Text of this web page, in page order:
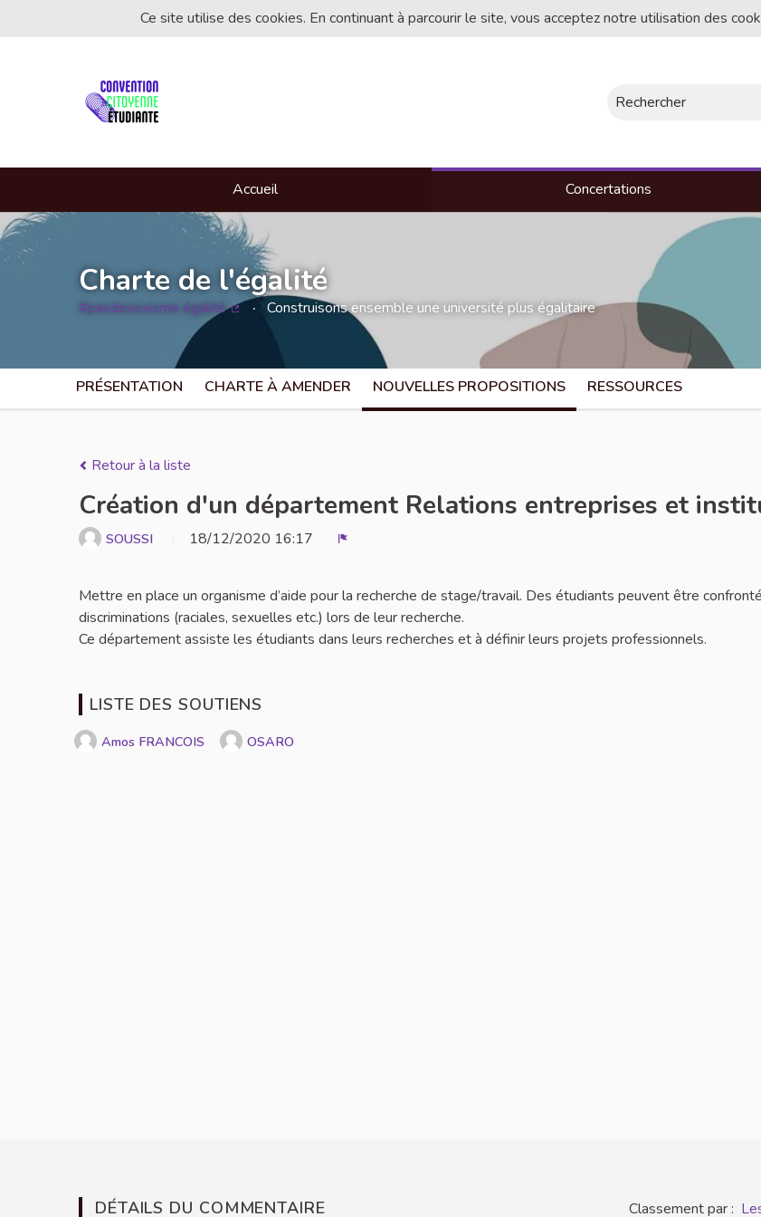
Ce site utilise des cookies. En continuant à parcourir le site, vous acceptez notre utilisation des
Rechercher
Accueil Concertations
Charte de l'égalité
#pasdesexisme égalité Construisons ensemble une université plus égalitaire
PRÉSENTATION CHARTE À AMENDER NOUVELLES PROPOSITIONS RESSOURCES
Retour à la liste
Création d'un département Relations entreprises et
SOUSSI 18/12/2020 16:17
Mettre en place un organisme d’aide pour la recherche de stage/travail. Des étudiants peuvent être
discriminations (raciales, sexuelles etc.) lors de leur recherche.
Ce département assiste les étudiants dans leurs recherches et à définir leurs projets professionnels.
LISTE DES SOUTIENS
Amos FRANCOIS OSARO
DÉTAILS DU COMMENTAIRE Classement par :